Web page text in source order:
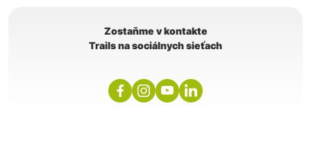
Zostaňme v kontakte
Trails na sociálnych sieťach